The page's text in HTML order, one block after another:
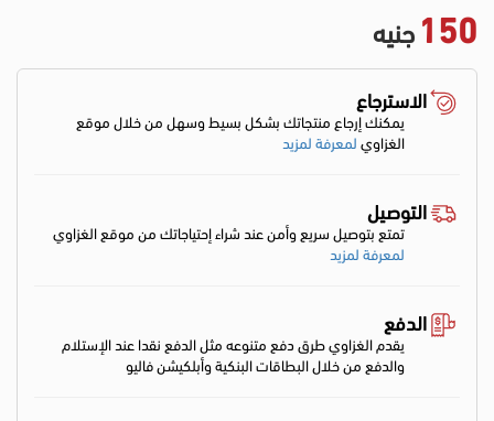
150 جنيه
الاسترجاع
يمكنك إرجاع منتجاتك بشكل بسيط وسهل من خلال موقع
الغزاويلمعرفة لمزيد
التوصيل
تمتع بتوصيل سريع وأمن عند شراء إحتياجاتك من موقع الغزاوي
لمعرفة لمزيد
الدفع
يقدم الغزاوي طرق دفع متنوعه مثل الدفع نقدا عند الإستلام
والدفع من خلال البطاقات البنكية وأبلكيشن فاليو